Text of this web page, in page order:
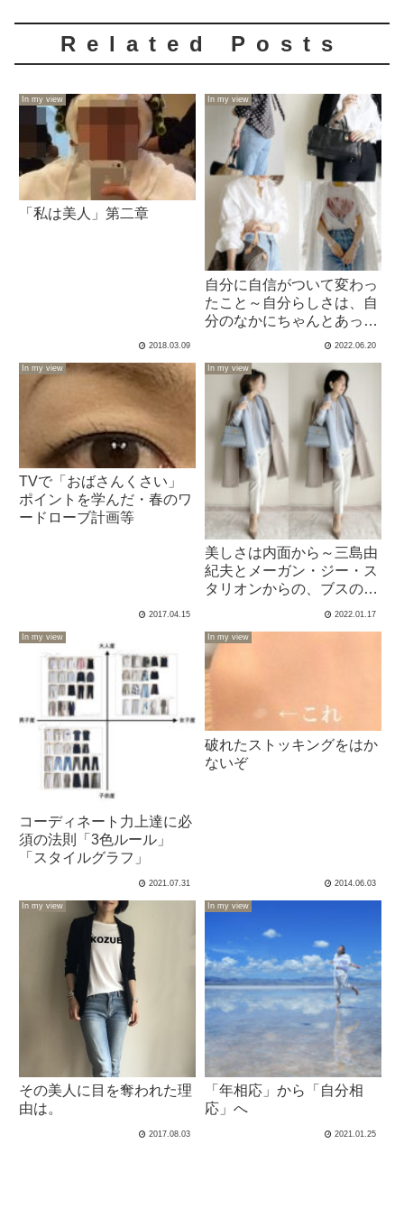
Related Posts
In my view
「私は美人」第二章
2018.03.09
In my view
自分に自信がついて変わっ
たこと～自分らしさは、自
分のなかにちゃんとあった
2022.06.20
In my view
TVで「おばさんくさい」
ポイントを学んだ・春のワ
ードローブ計画等
2017.04.15
In my view
美しさは内面から～三島由
紀夫とメーガン・ジー・ス
タリオンからの、ブスの断
2022.01.17
In my view
コーディネート力上達に必
須の法則「3色ルール」
「スタイルグラフ」
2021.07.31
In my view
破れたストッキングをはか
ないぞ
2014.06.03
In my view
その美人に目を奪われた理
由は。
2017.08.03
In my view
「年相応」から「自分相
応」へ
2021.01.25